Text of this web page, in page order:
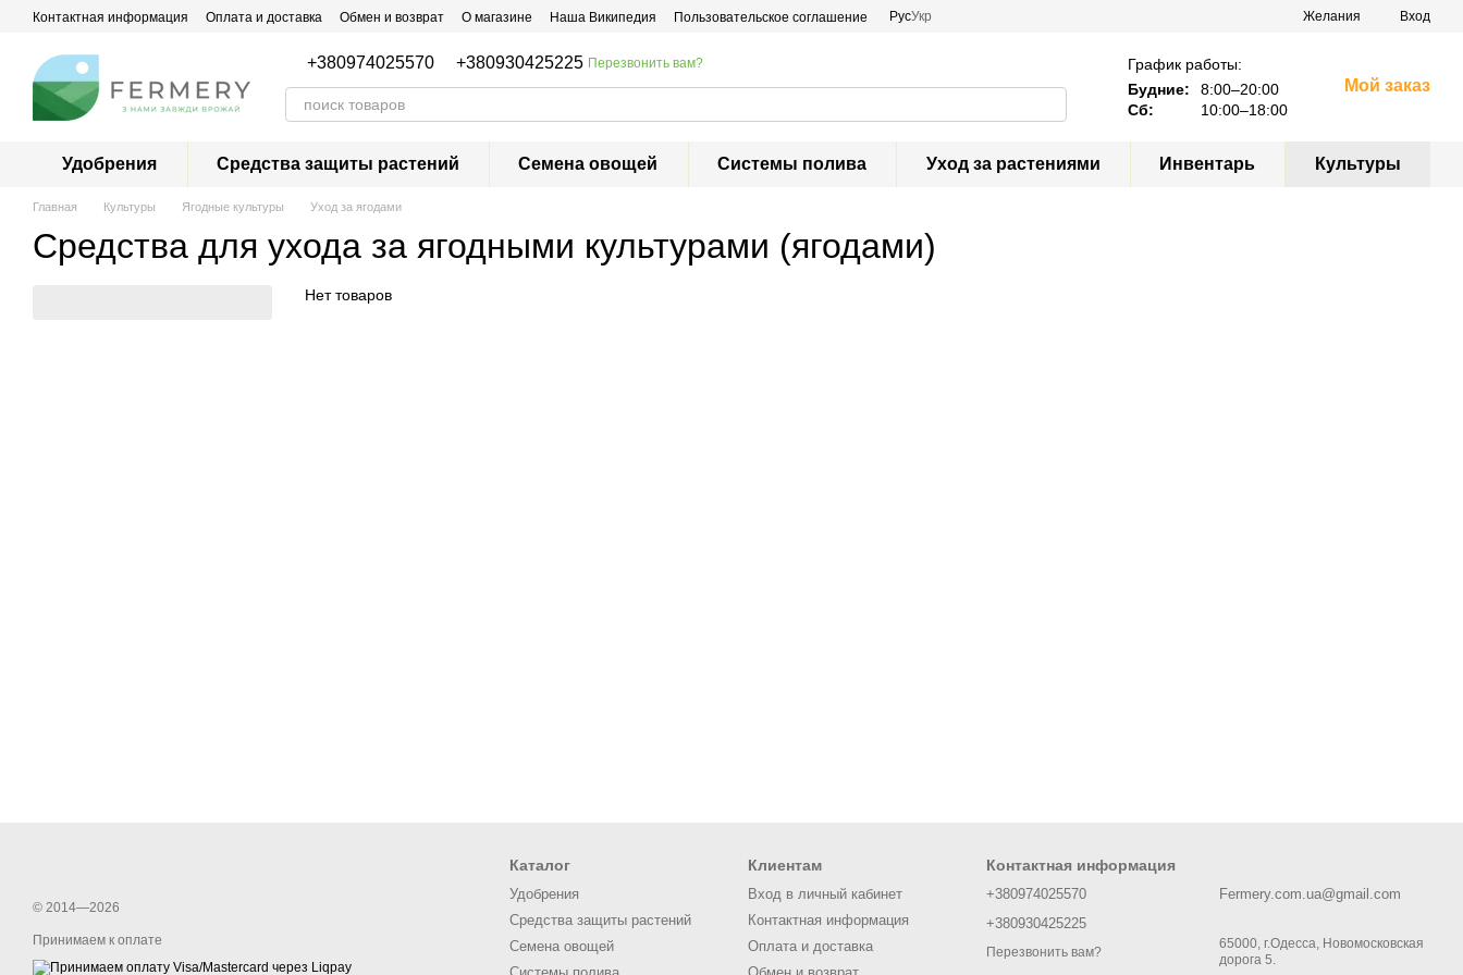
Перейти к основному контенту
Контактная информация Оплата и доставка Обмен и возврат О магазине Наша Википедия Пользовательское соглашение РусУкр Желания Вход
+380974025570 +380930425225 Перезвонить вам?
График работы:
Будние:
8:00–20:00
Сб:
10:00–18:00
Мой заказ
Удобрения Средства защиты растений Семена овощей Системы полива Уход за растениями Инвентарь Культуры
Главная Культуры Ягодные культуры Уход за ягодами
Средства для ухода за ягодными культурами (ягодами)
Нет товаров
© 2014—2026
Принимаем к оплате
Каталог
Удобрения
Средства защиты растений
Семена овощей
Клиентам
Вход в личный кабинет
Контактная информация
Оплата и доставка
Контактная информация
+380974025570
+380930425225
Перезвонить вам?
Fermery.com.ua@gmail.com
65000, г.Одесса, Новомосковская
дорога 5.